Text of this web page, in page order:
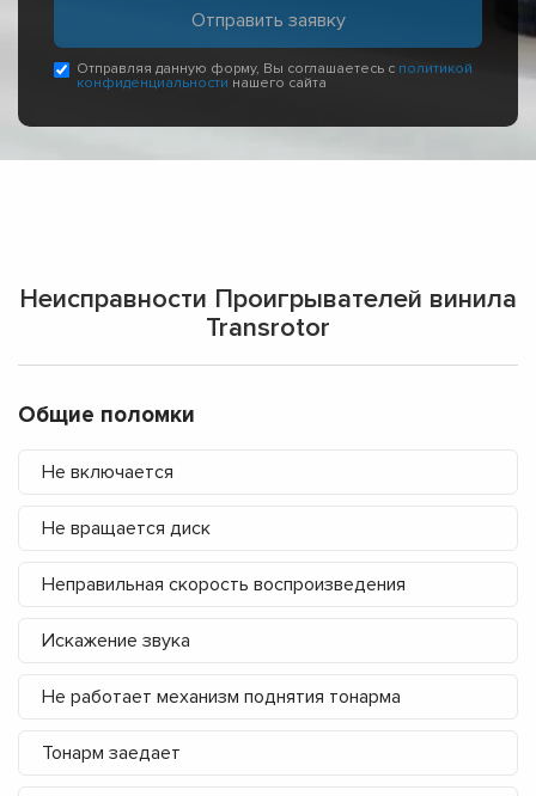
Отправляя данную форму, Вы соглашаетесь с политикой
конфиденциальности нашего сайта
Неисправности Проигрывателей винила
Transrotor
Общие поломки
Не включается
Не вращается диск
Неправильная скорость воспроизведения
Искажение звука
Не работает механизм поднятия тонарма
Тонарм заедает